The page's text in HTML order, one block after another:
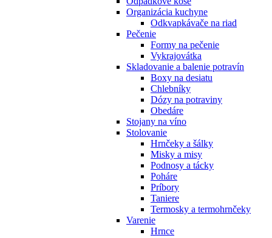
Organizácia kuchyne
Odkvapkávače na riad
Pečenie
Formy na pečenie
Vykrajovátka
Skladovanie a balenie potravín
Boxy na desiatu
Chlebníky
Dózy na potraviny
Obedáre
Stojany na víno
Stolovanie
Hrnčeky a šálky
Misky a misy
Podnosy a tácky
Poháre
Príbory
Taniere
Termosky a termohrnčeky
Varenie
Hrnce